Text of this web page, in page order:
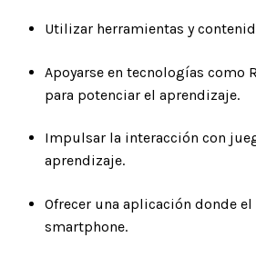
Utilizar herramientas y
Apoyarse en tecnologías como
para potenciar el aprendizaje.
Impulsar la interacción con
aprendizaje.
Ofrecer una aplicación donde
smartphone.